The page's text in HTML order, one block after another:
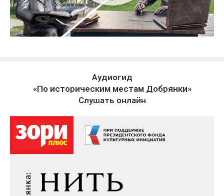
Аудиогид
«По историческим местам Добрянки»
Слушать онлайн